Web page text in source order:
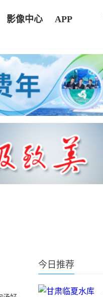
影像中心 APP
今日推荐